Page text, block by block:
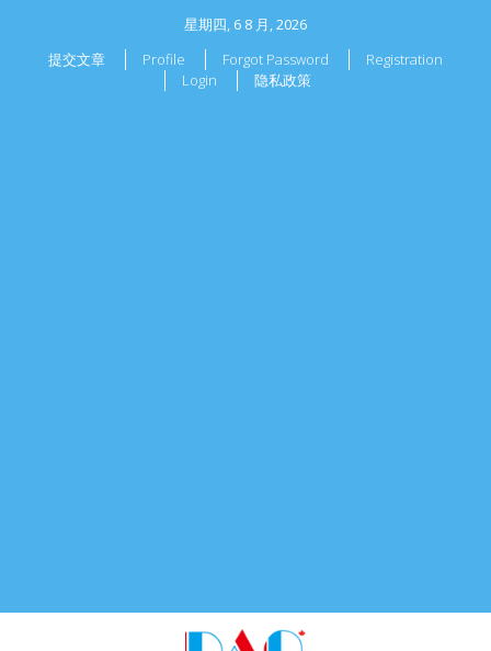
星期四, 6 8 月, 2026
提交文章
Profile Forgot Password
Registration
Login
隐私政策